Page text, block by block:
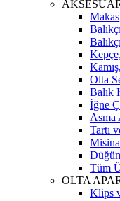
Olta
Balık
İğne
Asma
Tartı
Tüm
OLTA
Klips